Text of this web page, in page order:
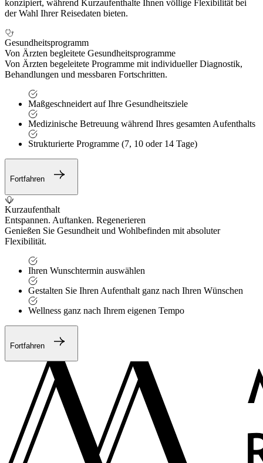
konzipiert, während Kurzaufenthalte Ihnen völlige Flexibilität bei
der Wahl Ihrer Reisedaten bieten.
Gesundheitsprogramm
Von Ärzten begleitete Gesundheitsprogramme
Von Ärzten begeleitete Programme mit individueller Diagnostik,
Behandlungen und messbaren Fortschritten.
Maßgeschneidert auf Ihre Gesundheitsziele
Medizinische Betreuung während Ihres gesamten Aufenthalts
Strukturierte Programme (7, 10 oder 14 Tage)
Fortfahren
Kurzaufenthalt
Entspannen. Auftanken. Regenerieren
Genießen Sie Gesundheit und Wohlbefinden mit absoluter
Flexibilität.
Ihren Wunschtermin auswählen
Gestalten Sie Ihren Aufenthalt ganz nach Ihren Wünschen
Wellness ganz nach Ihrem eigenen Tempo
Fortfahren